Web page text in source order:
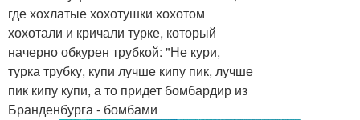
где хохлатые хохотушки хохотом
хохотали и кричали турке, который
начерно обкурен трубкой: "Не кури,
турка трубку, купи лучше кипу пик, лучше
пик кипу купи, а то придет бомбардир из
Бранденбурга - бомбами